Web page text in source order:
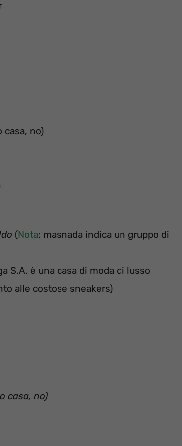
casa, no)
(Nota: masnada indica un gruppo di
S.A. è una casa di moda di lusso
alle costose sneakers)
casa, no)